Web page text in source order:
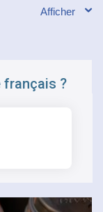
français ?